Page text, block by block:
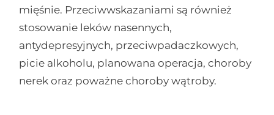
mięśnie. Przeciwwskazaniami są również
stosowanie leków nasennych,
antydepresyjnych, przeciwpadaczkowych,
picie alkoholu, planowana operacja, choroby
nerek oraz poważne choroby wątroby.